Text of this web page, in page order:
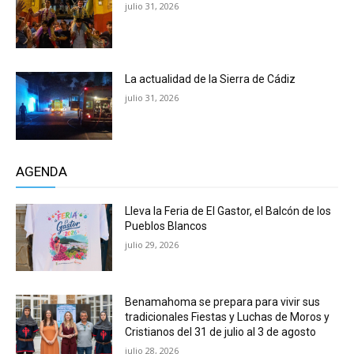
julio 31, 2026
La actualidad de la Sierra de Cádiz
julio 31, 2026
AGENDA
Lleva la Feria de El Gastor, el Balcón de los
Pueblos Blancos
julio 29, 2026
Benamahoma se prepara para vivir sus
tradicionales Fiestas y Luchas de Moros y
Cristianos del 31 de julio al 3 de agosto
julio 28, 2026